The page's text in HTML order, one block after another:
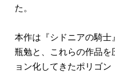
た。
本作は『シドニアの騎
瓶勉と、これらの作品
ョン化してきたポリゴ